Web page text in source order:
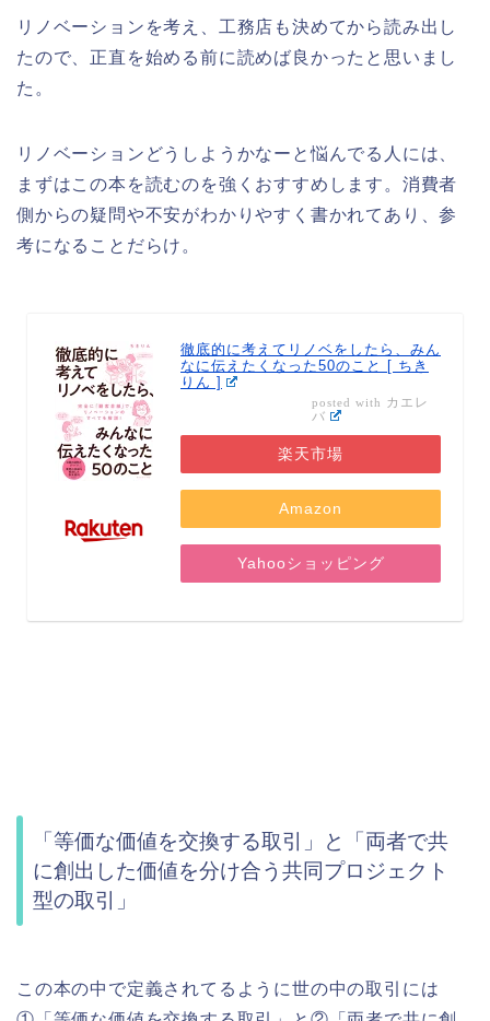
リノベーションを考え、工務店も決めてから読み出し
たので、正直を始める前に読めば良かったと思いまし
た。
リノベーションどうしようかなーと悩んでる人には、
まずはこの本を読むのを強くおすすめします。消費者
側からの疑問や不安がわかりやすく書かれてあり、参
考になることだらけ。
徹底的に考えてリノベをしたら、みん
なに伝えたくなった50のこと [ ちき
りん ]
posted with カエレ
バ
楽天市場
Amazon
Yahooショッピング
「等価な価値を交換する取引」と「両者で共
に創出した価値を分け合う共同プロジェクト
型の取引」
この本の中で定義されてるように世の中の取引には